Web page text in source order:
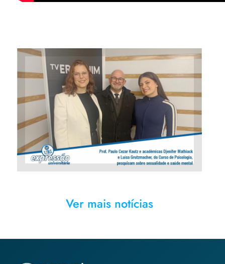
Prof. Paulo Cezar Kautz e
acadêmicas Djenifer Mathiack
e Luísa Grutzmacher, do Curso
de Psicologia, pesquisam
sobre sexualidade e saúde
mental
Ver mais notícias